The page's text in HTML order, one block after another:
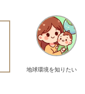
地球環境を知りたい